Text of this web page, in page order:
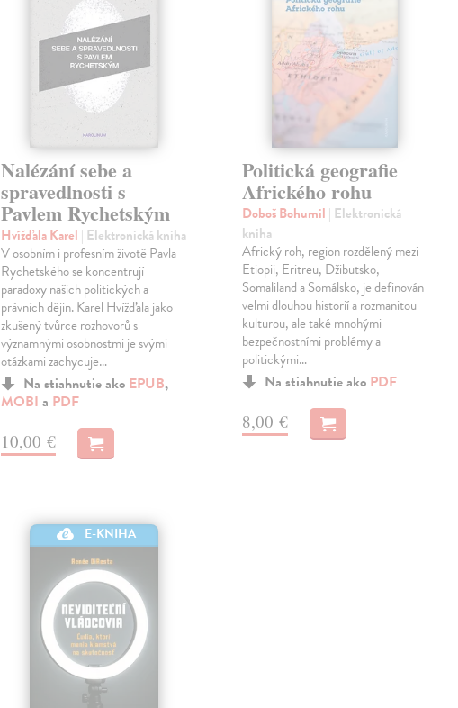
Nalézání sebe a
spravedlnosti s
Pavlem Rychetským
Hvížďala Karel | Elektronická kniha
V osobním i profesním životě Pavla
Rychetského se koncentrují
paradoxy našich politických a
právních dějin. Karel Hvížďala jako
zkušený tvůrce rozhovorů s
významnými osobnostmi je svými
otázkami zachycuje…
Na stiahnutie ako EPUB,
MOBI a PDF
10,00 €
Politická geografie
Afrického rohu
Doboš Bohumil | Elektronická
kniha
Africký roh, region rozdělený mezi
Etiopii, Eritreu, Džibutsko,
Somaliland a Somálsko, je definován
velmi dlouhou historií a rozmanitou
kulturou, ale také mnohými
bezpečnostními problémy a
politickými…
Na stiahnutie ako PDF
8,00 €
E-KNIHA